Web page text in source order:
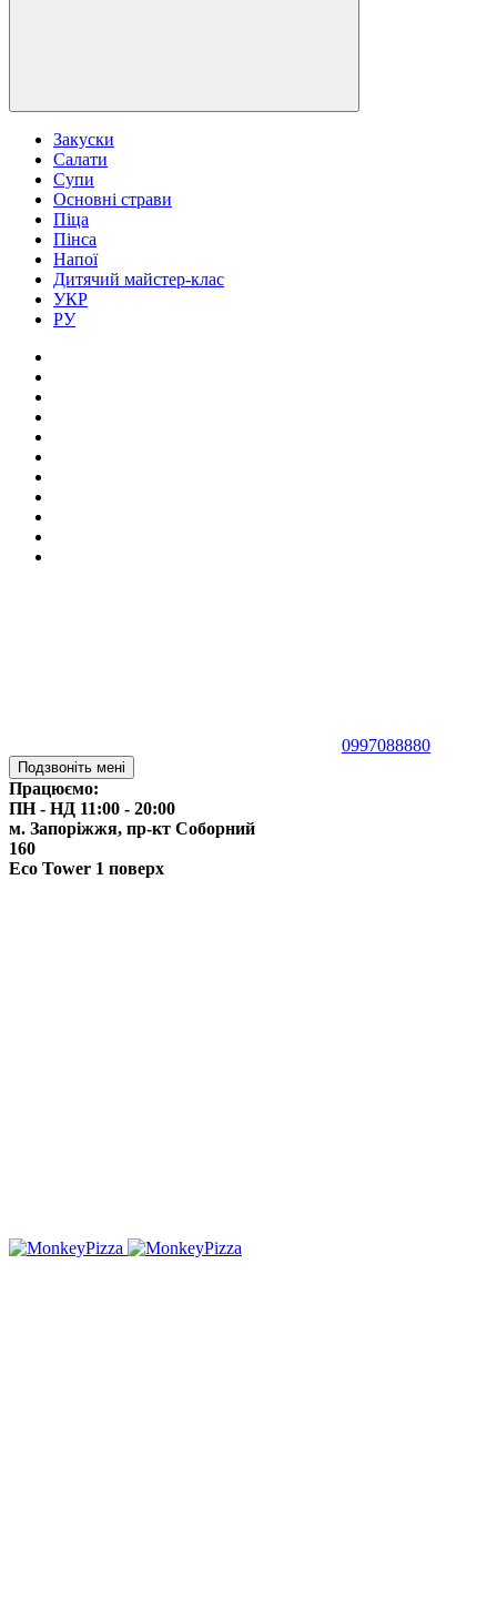
Закуски
Салати
Супи
Основні страви
Піца
Пінса
Напої
Дитячий майстер-клас
УКР
РУ
0997088880
Подзвоніть мені
Працюємо:
ПН - НД 11:00 - 20:00
м. Запоріжжя, пр-кт Соборний
160
Eco Tower 1 поверх